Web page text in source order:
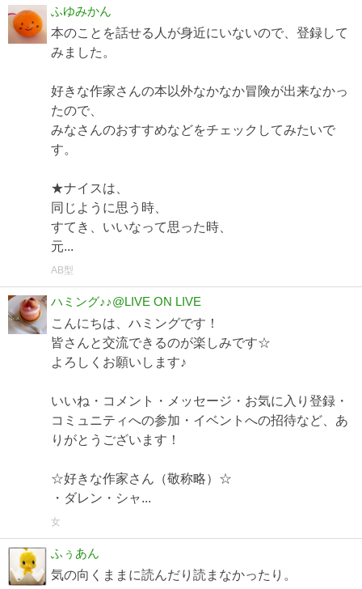
ふゆみかん
本のことを話せる人が身近にいないので、登録して
みました。
好きな作家さんの本以外なかなか冒険が出来なかっ
たので、
みなさんのおすすめなどをチェックしてみたいで
す。
★ナイスは、
同じように思う時、
すてき、いいなって思った時、
元...
AB型
ハミング♪♪@LIVE ON LIVE
こんにちは、ハミングです！
皆さんと交流できるのが楽しみです☆
よろしくお願いします♪
いいね・コメント・メッセージ・お気に入り登録・
コミュニティへの参加・イベントへの招待など、あ
りがとうございます！
☆好きな作家さん（敬称略）☆
・ダレン・シャ...
女
ふぅあん
気の向くままに読んだり読まなかったり。